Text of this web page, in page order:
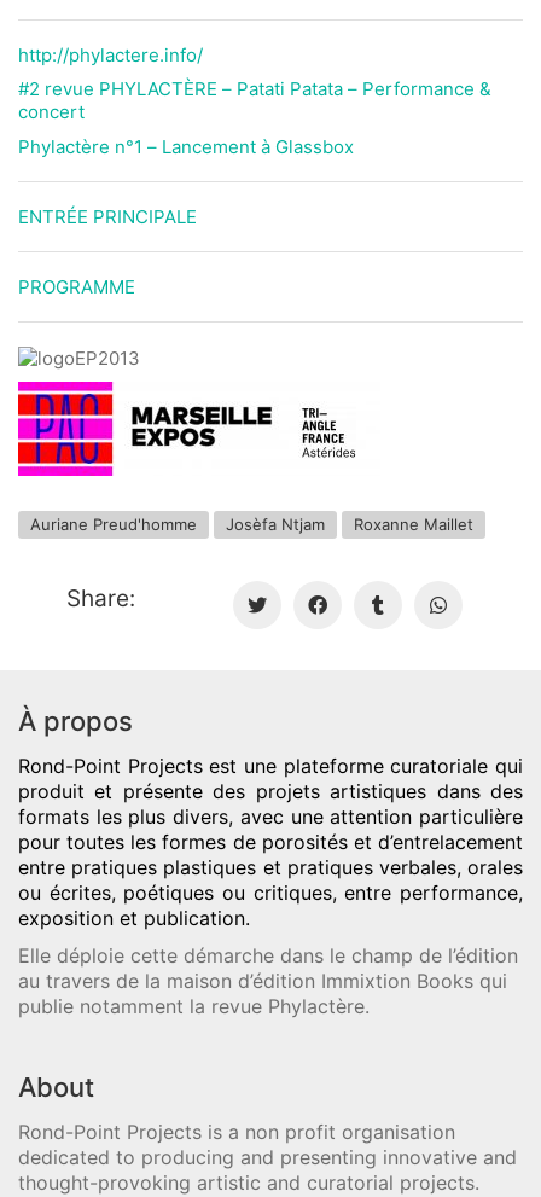
http://phylactere.info/
#2 revue PHYLACTÈRE – Patati Patata – Performance &
concert
Phylactère n°1 – Lancement à Glassbox
ENTRÉE PRINCIPALE
PROGRAMME
Auriane Preud'homme Josèfa Ntjam Roxanne Maillet
Share:
À propos
Rond-Point Projectsest une plateforme curatoriale qui
produit et présente des projets artistiques dans des
formats les plus divers, avec une attention particulière
pour toutes les formes de porosités et d’entrelacement
entre pratiques plastiques et pratiques verbales, orales
ou écrites, poétiques ou critiques, entre performance,
exposition et publication.
Elle déploie cette démarche dans le champ de l’édition
au travers de la maison d’édition Immixtion Books qui
publie notamment la revue Phylactère.
About
Rond-Point Projects is a non profit organisation
dedicated to producing and presenting innovative and
thought-provoking artistic and curatorial projects.